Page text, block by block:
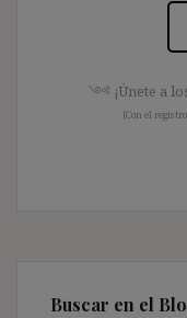
༺ ¡Únete a
[Con el
Buscar en el